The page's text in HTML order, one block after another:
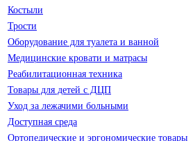
Костыли
Трости
Оборудование для туалета и ванной
Медицинские кровати и матрасы
Реабилитационная техника
Товары для детей с ДЦП
Уход за лежачими больными
Доступная среда
Ортопедические и эргономические товары